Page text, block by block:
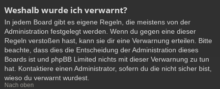
Weshalb wurde ich verwarnt?
In jedem Board gibt es eigene Regeln, die meistens von der
Administration festgelegt werden. Wenn du gegen eine dieser
Regeln verstoßen hast, kann sie dir eine Verwarnung erteilen. Bitte
beachte, dass dies die Entscheidung der Administration dieses
Boards ist und phpBB Limited nichts mit dieser Verwarnung zu tun
hat. Kontaktiere einen Administrator, sofern du die nicht sicher bist,
wieso du verwarnt wurdest.
Nach oben